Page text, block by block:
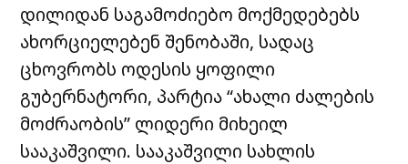
დილიდან საგამოძიებო მოქმედებებს
ახორციელებენ შენობაში, სადაც
ცხოვრობს ოდესის ყოფილი
გუბერნატორი, პარტია “ახალი ძალების
მოძრაობის” ლიდერი მიხეილ
სააკაშვილი. სააკაშვილი სახლის